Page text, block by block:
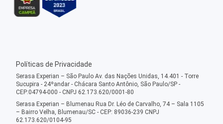
Políticas de Privacidade
Serasa Experian – São Paulo Av. das Nações Unidas, 14.401 - Torre
Sucupira - 24ºandar - Chácara Santo Antônio, São Paulo/SP -
CEP:04794-000 - CNPJ 62.173.620/0001-80
Serasa Experian – Blumenau Rua Dr. Léo de Carvalho, 74 – Sala 1105
– Bairro Velha, Blumenau/SC - CEP: 89036-239 CNPJ
62.173.620/0104-95